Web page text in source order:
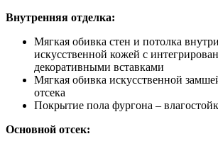
Внутренняя отделка:
Мягкая обивка стен и потолка
искусственной кожей с
декоративными вставками
Мягкая обивка искусственной
отсека
Покрытие пола фургона –
Основной отсек: